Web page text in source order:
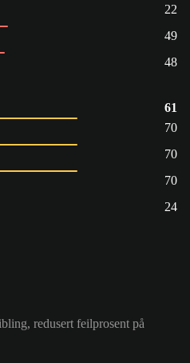
22
49
48
61
70
70
70
24
redusert feilprosent på